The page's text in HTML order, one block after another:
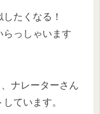
たくなる！
らっしゃいます
ナレーターさん
ています。